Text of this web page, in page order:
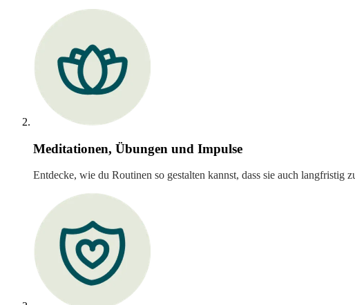
Meditationen, Übungen und Impulse
Entdecke, wie du Routinen so gestalten kannst, dass sie auch langfristig